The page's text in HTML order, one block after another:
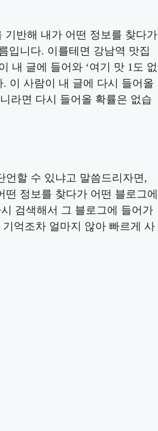
기반해 내가 어떤 정보를 찾다가
입니다. 이를테면 강남역 맛집
내 글에 들어와 ‘여기 맛 1도 없
이 사람이 내 글에 다시 들어올
라면 다시 들어올 확률은 없습
언할 수 있냐고 말씀드리자면,
정보를 찾다가 어떤 블로그에
검색해서 그 블로그에 들어가
억조차 얼마지 않아 빠르게 사